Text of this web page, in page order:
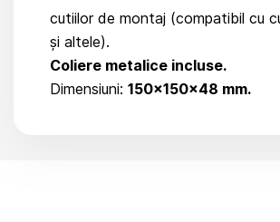
cutiilor de montaj (compatibil cu
și altele).
Coliere metalice incluse.
Dimensiuni: 150x150x48 mm.